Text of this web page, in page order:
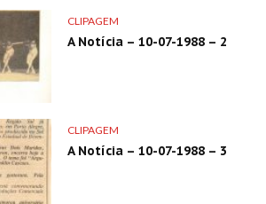
CLIPAGEM
A Notícia – 10-07-1988 – 2
CLIPAGEM
A Notícia – 10-07-1988 – 3